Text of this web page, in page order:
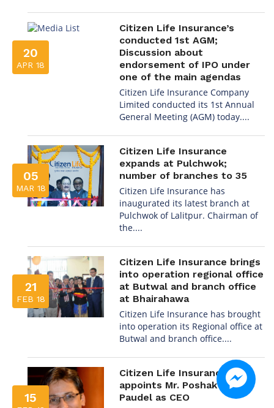
20
APR 18
Citizen Life Insurance’s
conducted 1st AGM;
Discussion about
endorsement of IPO under
one of the main agendas
Citizen Life Insurance Company
Limited conducted its 1st Annual
General Meeting (AGM) today....
05
MAR 18
Citizen Life Insurance
expands at Pulchwok;
number of branches to 35
Citizen Life Insurance has
inaugurated its latest branch at
Pulchwok of Lalitpur. Chairman of
the....
21
FEB 18
Citizen Life Insurance brings
into operation regional office
at Butwal and branch office
at Bhairahawa
Citizen Life Insurance has brought
into operation its Regional office at
Butwal and branch office....
15
Citizen Life Insurance
appoints Mr. Poshak Raj
Paudel as CEO